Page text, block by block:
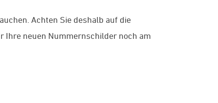
Achten Sie deshalb auf die
Ihre neuen Nummernschilder noch am